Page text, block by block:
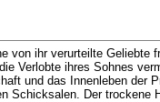
von ihr verurteilte
Verlobte ihres Sohnes
und das Innenleben der
Schicksalen. Der